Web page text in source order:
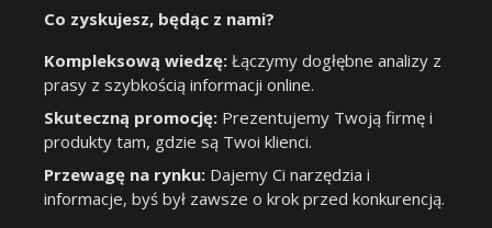
Co zyskujesz, będąc z nami?
Kompleksową wiedzę: Łączymy dogłębne analizy z
prasy z szybkością informacji online.
Skuteczną promocję: Prezentujemy Twoją firmę i
produkty tam, gdzie są Twoi klienci.
Przewagę na rynku: Dajemy Ci narzędzia i
informacje, byś był zawsze o krok przed konkurencją.